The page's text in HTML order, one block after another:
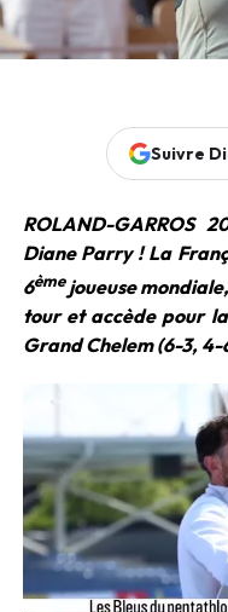
Suivre
ROLAND-GARROS
Diane Parry ! La
6èmejoueuse
tour et accède pour
Grand Chelem (6-3, 4-